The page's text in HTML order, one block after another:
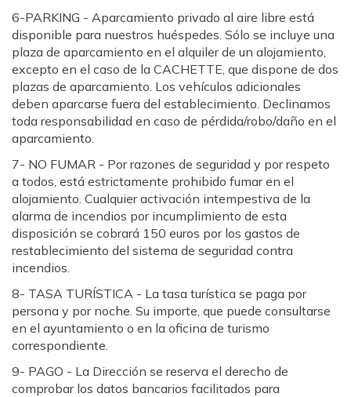
6-PARKING - Aparcamiento privado al aire libre está
disponible para nuestros huéspedes. Sólo se incluye una
plaza de aparcamiento en el alquiler de un alojamiento,
excepto en el caso de la CACHETTE, que dispone de dos
plazas de aparcamiento. Los vehículos adicionales
deben aparcarse fuera del establecimiento. Declinamos
toda responsabilidad en caso de pérdida/robo/daño en el
aparcamiento.
7- NO FUMAR - Por razones de seguridad y por respeto
a todos, está estrictamente prohibido fumar en el
alojamiento. Cualquier activación intempestiva de la
alarma de incendios por incumplimiento de esta
disposición se cobrará 150 euros por los gastos de
restablecimiento del sistema de seguridad contra
incendios.
8- TASA TURÍSTICA - La tasa turística se paga por
persona y por noche. Su importe, que puede consultarse
en el ayuntamiento o en la oficina de turismo
correspondiente.
9- PAGO - La Dirección se reserva el derecho de
comprobar los datos bancarios facilitados para